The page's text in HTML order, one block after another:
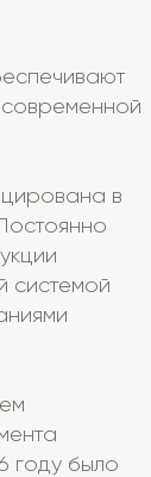
современной
в
системой
году было